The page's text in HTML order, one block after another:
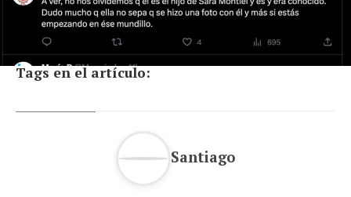
Tags en el artículo:
Santiago